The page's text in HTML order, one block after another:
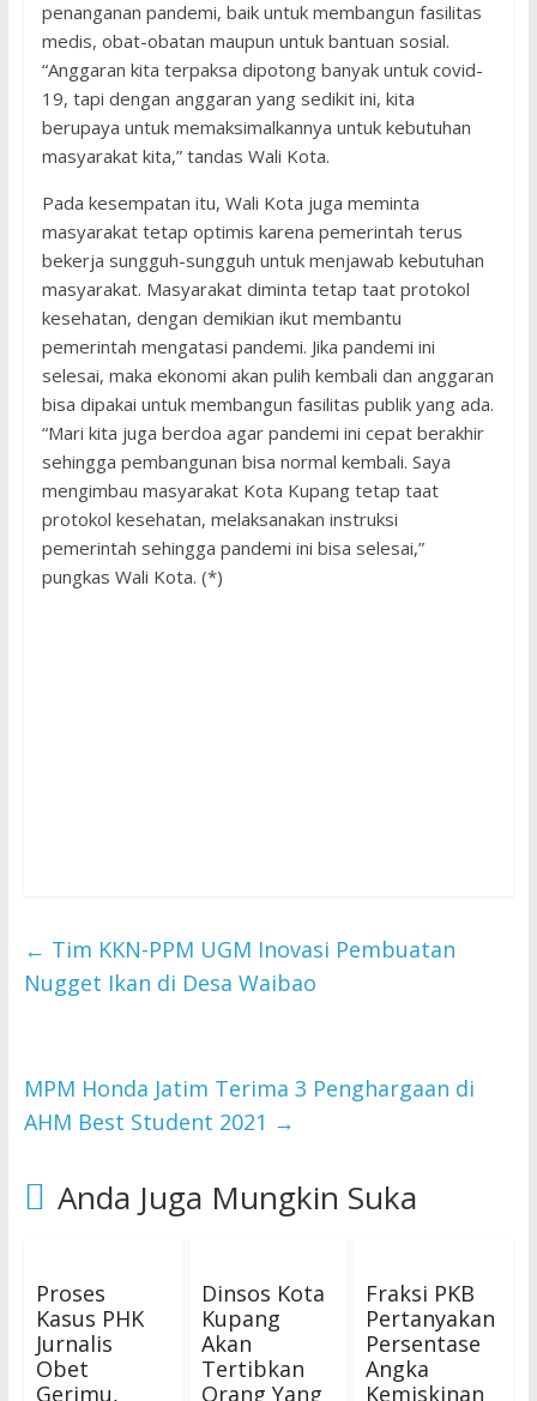
penanganan pandemi, baik untuk membangun fasilitas
medis, obat-obatan maupun untuk bantuan sosial.
“Anggaran kita terpaksa dipotong banyak untuk covid-
19, tapi dengan anggaran yang sedikit ini, kita
berupaya untuk memaksimalkannya untuk kebutuhan
masyarakat kita,” tandas Wali Kota.
Pada kesempatan itu, Wali Kota juga meminta
masyarakat tetap optimis karena pemerintah terus
bekerja sungguh-sungguh untuk menjawab kebutuhan
masyarakat. Masyarakat diminta tetap taat protokol
kesehatan, dengan demikian ikut membantu
pemerintah mengatasi pandemi. Jika pandemi ini
selesai, maka ekonomi akan pulih kembali dan anggaran
bisa dipakai untuk membangun fasilitas publik yang ada.
“Mari kita juga berdoa agar pandemi ini cepat berakhir
sehingga pembangunan bisa normal kembali. Saya
mengimbau masyarakat Kota Kupang tetap taat
protokol kesehatan, melaksanakan instruksi
pemerintah sehingga pandemi ini bisa selesai,”
pungkas Wali Kota. (*)
← Tim KKN-PPM UGM Inovasi Pembuatan
Nugget Ikan di Desa Waibao
MPM Honda Jatim Terima 3 Penghargaan di
AHM Best Student 2021 →
Anda Juga Mungkin Suka
Proses
Kasus PHK
Jurnalis
Obet
Gerimu,
Dinsos Kota
Kupang
Akan
Tertibkan
Orang Yang
Fraksi PKB
Pertanyakan
Persentase
Angka
Kemiskinan